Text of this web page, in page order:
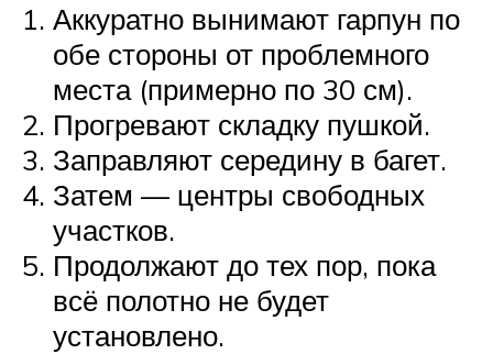
Аккуратно вынимают гарпун по
обе стороны от проблемного
места (примерно по 30 см).
Прогревают складку пушкой.
Заправляют середину в багет.
Затем — центры свободных
участков.
Продолжают до тех пор, пока
всё полотно не будет
установлено.